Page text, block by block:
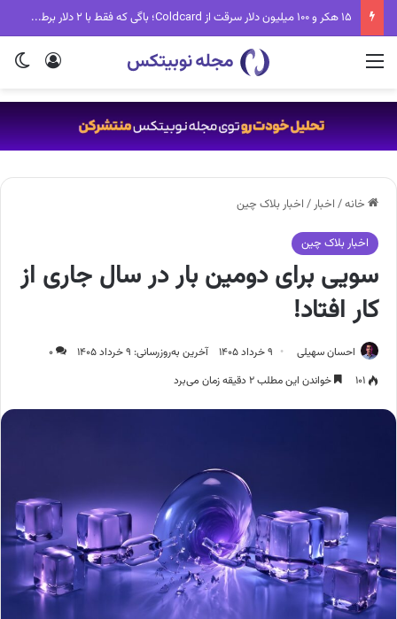
۱۵ هکر و ۱۰۰ میلیون دلار سرقت از Coldcard؛ باگی که فقط با ۲ دلار برطرف می‌شد
ورود منو
خانه/ اخبار/ اخبار بلاک چین
اخبار بلاک چین
سویی برای دومین بار در سال جاری از
کار افتاد!
احسان سهیلی ۹ خرداد ۱۴۰۵ آخرین به‌روزرسانی: ۹ خرداد ۱۴۰۵
۰
۱۰۱
خواندن این مطلب ۲ دقیقه زمان می‌برد